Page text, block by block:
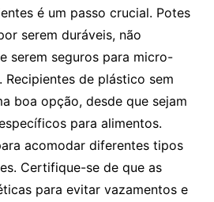
é um passo crucial. Potes
serem duráveis, não
serem seguros para micro-
Recipientes de plástico sem
boa opção, desde que sejam
para alimentos.
acomodar diferentes tipos
Certifique-se de que as
para evitar vazamentos e